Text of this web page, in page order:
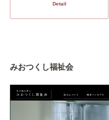
Detail
みおつくし福祉会